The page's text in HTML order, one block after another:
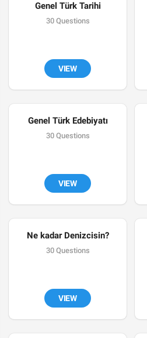
Genel Türk Tarihi
30 Questions
VIEW
Genel Türk Edebiyatı
30 Questions
VIEW
Ne kadar Denizcisin?
30 Questions
VIEW